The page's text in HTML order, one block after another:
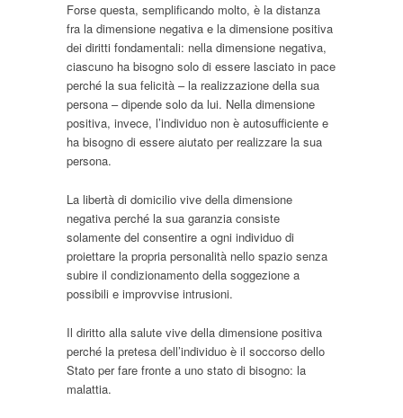
Forse questa, semplificando molto, è la distanza
fra la dimensione negativa e la dimensione positiva
dei diritti fondamentali: nella dimensione negativa,
ciascuno ha bisogno solo di essere lasciato in pace
perché la sua felicità – la realizzazione della sua
persona – dipende solo da lui. Nella dimensione
positiva, invece, l’individuo non è autosufficiente e
ha bisogno di essere aiutato per realizzare la sua
persona.
La libertà di domicilio vive della dimensione
negativa perché la sua garanzia consiste
solamente del consentire a ogni individuo di
proiettare la propria personalità nello spazio senza
subire il condizionamento della soggezione a
possibili e improvvise intrusioni.
Il diritto alla salute vive della dimensione positiva
perché la pretesa dell’individuo è il soccorso dello
Stato per fare fronte a uno stato di bisogno: la
malattia.